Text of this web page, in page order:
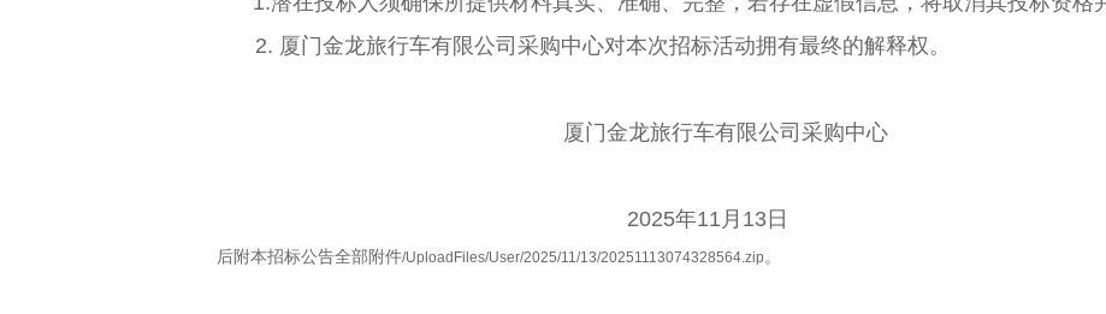
2. 厦门金龙旅行车有限公司采购中心对本次招标活动拥有最终的解释权。
厦门金龙旅行车有限公司采购中心
2025年11 月 13日
后附本招标公告全部附件/UploadFiles/User/2025/11/13/20251113074328564.zip 。